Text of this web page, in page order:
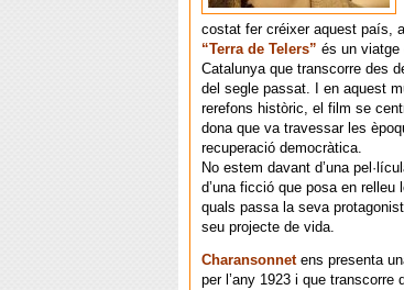
costat fer créixer aquest país,
“Terra de Telers” és un viatge
Catalunya que transcorre des
del segle passat. I en aquest
rerefons històric, el film se
dona que va travessar les
recuperació democràtica.
No estem davant d’una
d’una ficció que posa en
quals passa la seva
seu projecte de vida.
Charansonnetens presenta
per l’any 1923 i que transcorre